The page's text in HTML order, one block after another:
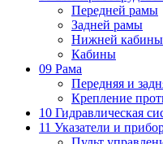
Передней рамы
Задней рамы
Нижней кабины
Кабины
09 Рама
Передняя и
Крепление
10 Гидравлическая
11 Указатели и